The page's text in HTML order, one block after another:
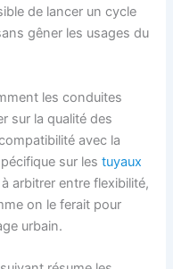
de lancer un cycle
gêner les usages du
les conduites
sur la qualité des
avec la
sur lestuyaux
arbitrer entre flexibilité,
on le ferait pour
urbain.